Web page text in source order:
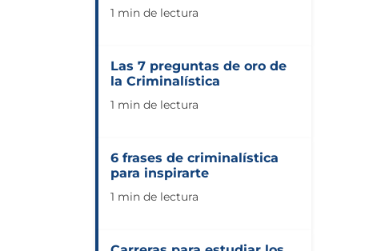
1 min de lectura
Las 7 preguntas de oro de
la Criminalística
1 min de lectura
6 frases de criminalística
para inspirarte
1 min de lectura